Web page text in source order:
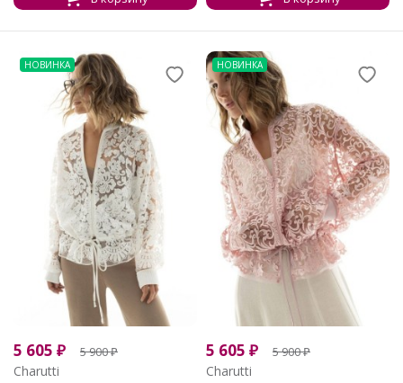
НОВИНКА
5 605 ₽ 5 900₽
Charutti
НОВИНКА
5 605 ₽ 5 900₽
Charutti